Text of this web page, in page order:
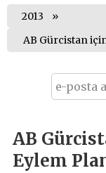
2013
AB Gürcistan
AB
Eylem